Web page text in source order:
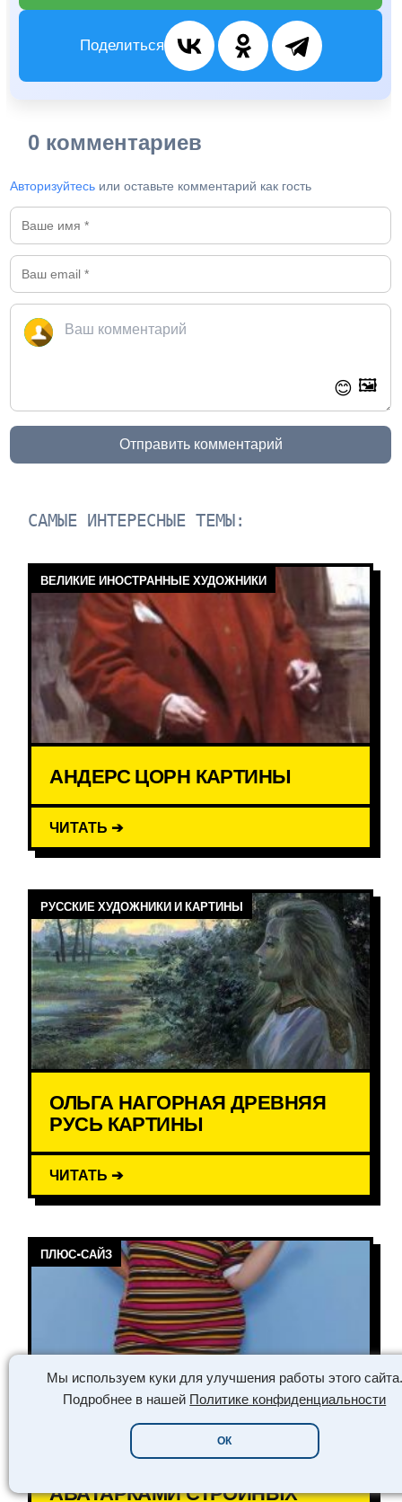
Мы используем куки для улучшения работы этого сайта.
Подробнее в нашей Политике конфиденциальности
ОК
Поделиться
0 комментариев
Авторизуйтесь или оставьте комментарий как гость
😊 🖼️
Отправить комментарий
САМЫЕ ИНТЕРЕСНЫЕ ТЕМЫ:
ВЕЛИКИЕ ИНОСТРАННЫЕ ХУДОЖНИКИ
АНДЕРС ЦОРН КАРТИНЫ
ЧИТАТЬ ➔
РУССКИЕ ХУДОЖНИКИ И КАРТИНЫ
ОЛЬГА НАГОРНАЯ ДРЕВНЯЯ
РУСЬ КАРТИНЫ
ЧИТАТЬ ➔
ПЛЮС-САЙЗ
ПОЧЕМУ ПЫШНОТЕЛЫЕ
АВАТАРКАМИ СТРОЙНЫХ